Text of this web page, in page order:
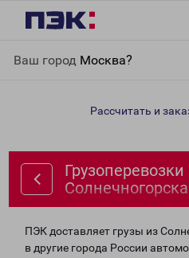
Ваш город Москва?
Орск
Рассчитать и
Грузоперевозки
ПЭК доставляет грузы из
в другие города России